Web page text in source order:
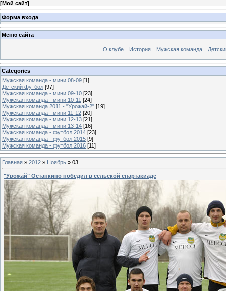
[Мой сайт]
Форма входа
Меню сайта
О клубе История Мужская команда
Categories
Мужская команда - мини 08-09 [1]
Детский футбол [97]
Мужская команда - мини 09-10 [23]
Мужская команда - мини 10-11 [24]
Мужская команда 2011 - "Урожай-2" [19]
Мужская команда - мини 11-12 [20]
Мужская команда - мини 12-13 [21]
Мужская команда - мини 13-14 [16]
Мужская команда - футбол 2014 [23]
Мужская команда - футбол 2015 [9]
Мужская команда - футбол 2016 [11]
Главная » 2012 » Ноябрь » 03
"Урожай" Останкино победил в сельской спартакиаде